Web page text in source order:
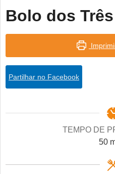
Bolo dos
Partilhar no Facebook
TEMPO DE
50